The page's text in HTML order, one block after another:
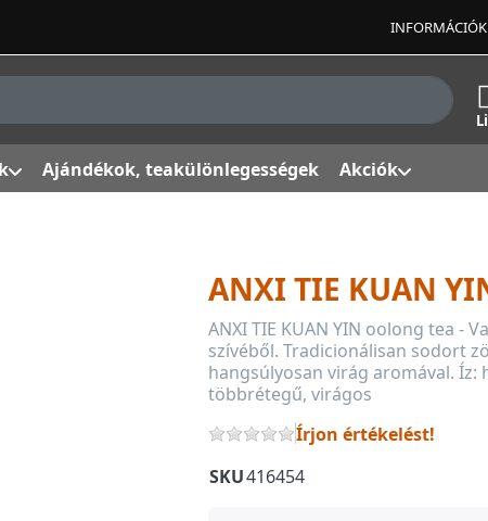
INFORMÁCIÓK
első találatok automatikusan megjelennek, amint beírja
Ajándékok, teakülönlegességek Akciók
ANXI TIE KUAN
ANXI TIE KUAN YIN oolong tea -
szívéből. Tradicionálisan sodort
hangsúlyosan virág aromával. Íz:
többrétegű, virágos
Írjon értékelést!
SKU416454